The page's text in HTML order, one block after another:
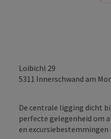
Loibichl 29
5311 Innerschwand am
De centrale ligging dicht
perfecte gelegenheid om
en excursiebestemmingen